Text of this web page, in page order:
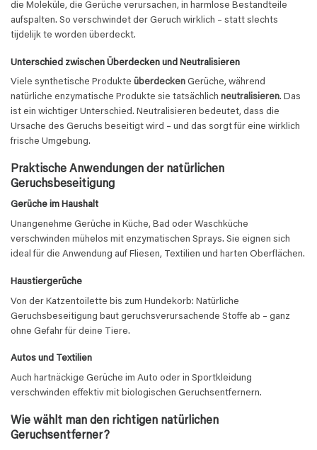
die Moleküle, die Gerüche verursachen, in harmlose Bestandteile
aufspalten. So verschwindet der Geruch wirklich – statt slechts
tijdelijk te worden überdeckt.
Unterschied zwischen Überdecken und Neutralisieren
Viele synthetische Produkte überdecken Gerüche, während
natürliche enzymatische Produkte sie tatsächlich neutralisieren. Das
ist ein wichtiger Unterschied. Neutralisieren bedeutet, dass die
Ursache des Geruchs beseitigt wird – und das sorgt für eine wirklich
frische Umgebung.
Praktische Anwendungen der natürlichen
Geruchsbeseitigung
Gerüche im Haushalt
Unangenehme Gerüche in Küche, Bad oder Waschküche
verschwinden mühelos mit enzymatischen Sprays. Sie eignen sich
ideal für die Anwendung auf Fliesen, Textilien und harten Oberflächen.
Haustiergerüche
Von der Katzentoilette bis zum Hundekorb: Natürliche
Geruchsbeseitigung baut geruchsverursachende Stoffe ab – ganz
ohne Gefahr für deine Tiere.
Autos und Textilien
Auch hartnäckige Gerüche im Auto oder in Sportkleidung
verschwinden effektiv mit biologischen Geruchsentfernern.
Wie wählt man den richtigen natürlichen
Geruchsentferner?